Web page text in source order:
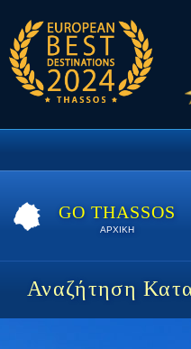
GO THASSOS
ΑΡΧΙΚΗ
Αναζήτηση